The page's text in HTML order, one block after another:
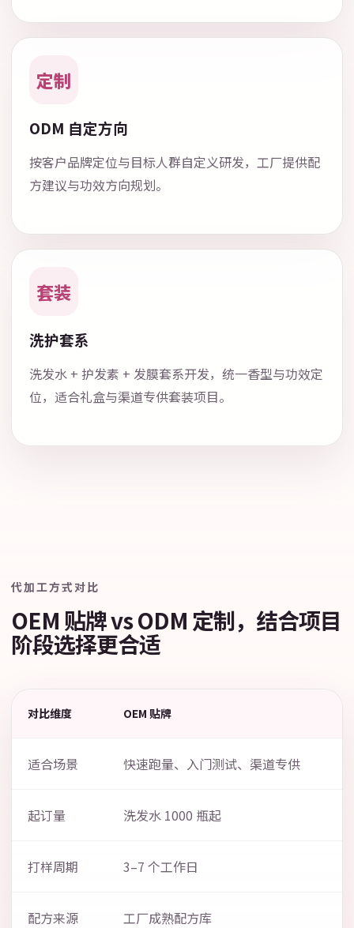
定制
ODM 自定方向
按客户品牌定位与目标人群自定义研发，工厂提供配
方建议与功效方向规划。
套装
洗护套系
洗发水 + 护发素 + 发膜套系开发，统一香型与功效定
位，适合礼盒与渠道专供套装项目。
代加工方式对比
OEM 贴牌 vs ODM 定制，结合项目
阶段选择更合适
对比维度 OEM 贴牌
适合场景 快速跑量、入门测试、渠道专供
起订量 洗发水 1000 瓶起
打样周期 3–7 个工作日
配方来源 工厂成熟配方库